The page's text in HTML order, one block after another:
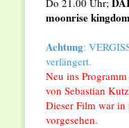
Do 21.00 Uhr;
moonrise kingdom
Achtung:
verlängert.
Neu ins
von Sebastian
Dieser Film war in
vorgesehen.